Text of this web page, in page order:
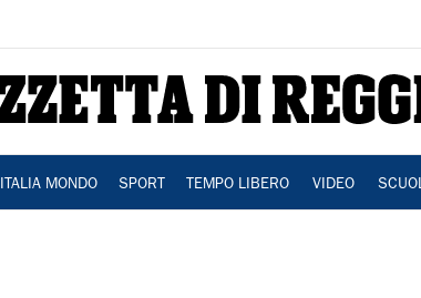
ITALIA MONDO SPORT TEMPO LIBERO VIDEO